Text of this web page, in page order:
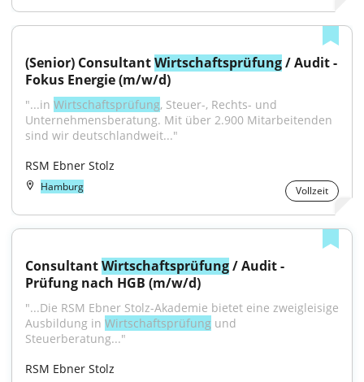
(Senior) Consultant Wirtschaftsprüfung / Audit -
Fokus Energie (m/w/d)
"...in Wirtschaftsprüfung, Steuer-, Rechts- und
Unternehmensberatung. Mit über 2.900 Mitarbeitenden
sind wir deutschlandweit..."
RSM Ebner Stolz
Hamburg Vollzeit
Consultant Wirtschaftsprüfung / Audit -
Prüfung nach HGB (m/w/d)
"...Die RSM Ebner Stolz-Akademie bietet eine zweigleisige
Ausbildung in Wirtschaftsprüfung und
Steuerberatung..."
RSM Ebner Stolz